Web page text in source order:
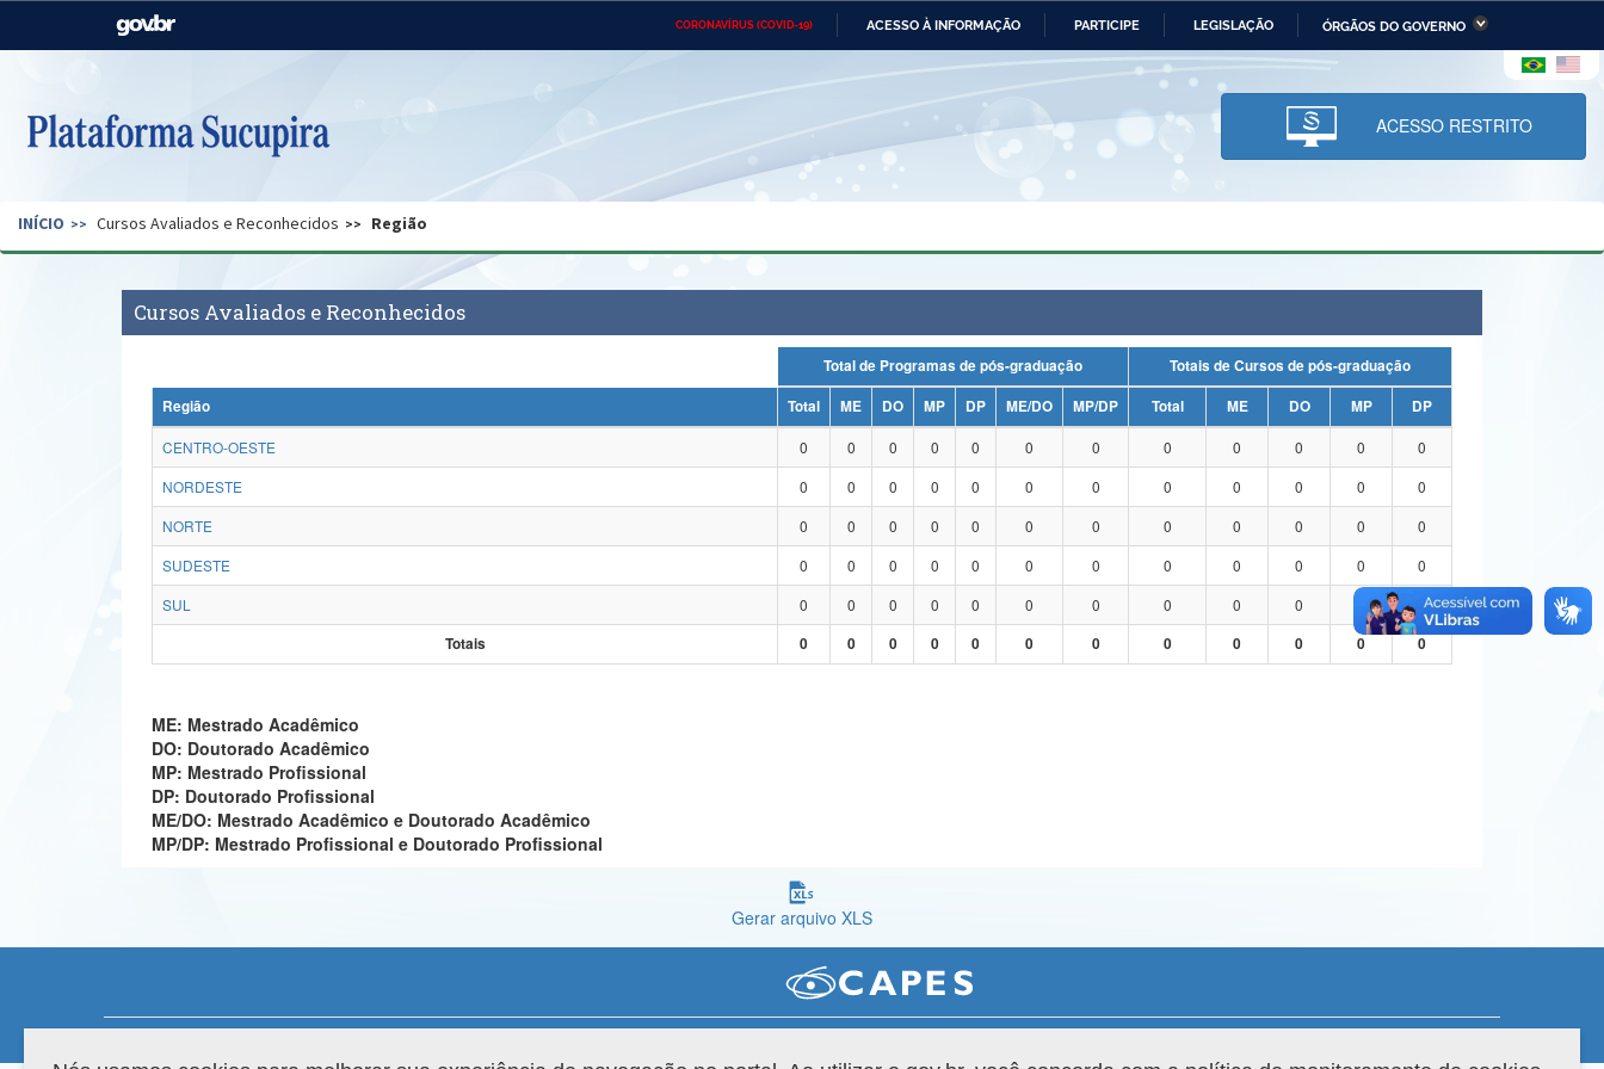
CORONAVÍRUS (COVID-19) ACESSO À INFORMAÇÃO PARTICIPE LEGISLAÇÃO ÓRGÃOS DO GOVERNO
Casa Civil Ministério das Relações Ministério da Economia Ministério da Infraestrutura
Pecuária e Abastecimento
Ministério da Ciência,
Tecnologia, Inovações e
Comunicações
Ministério do Desenvolvimento
Regional e dos Direitos Humanos
Secretaria de Governo Gabinete de Segurança Advocacia-Geral da União Banco Central do Brasil Planalto
ACESSO RESTRITO
INÍCIO Cursos Avaliados e Reconhecidos Região
Cursos Avaliados e Reconhecidos
Total de Programas de pós-graduação
Totais de Cursos de pós-graduação
Região
Total ME DO MP DP ME/DO MP/DP Total ME DO MP
DP
CENTRO-OESTE
0 0 0 0 0 0 0 0 0 0 0
0
NORDESTE
0 0 0 0 0 0 0 0 0 0 0
0
NORTE
0 0 0 0 0 0 0 0 0 0 0
0
SUDESTE
0 0 0 0 0 0 0 0 0 0 0
0
SUL
0 0 0 0 0 0 0 0 0 0
0
Totais
0 0 0 0 0 0 0 0 0 0 0 0
ME: Mestrado Acadêmico
DO: Doutorado Acadêmico
MP: Mestrado Profissional
DP: Doutorado Profissional
ME/DO: Mestrado Acadêmico e Doutorado Acadêmico
MP/DP: Mestrado Profissional e Doutorado Profissional
Gerar arquivo XLS